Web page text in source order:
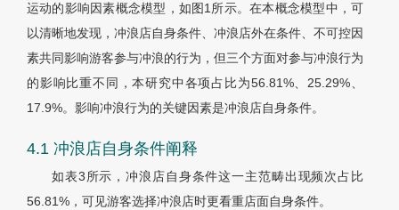
运动的影响因素概念模型，如图1所示。在本概念模型中，可
以清晰地发现，冲浪店自身条件、冲浪店外在条件、不可控因
素共同影响游客参与冲浪的行为，但三个方面对参与冲浪行为
的影响比重不同，本研究中各项占比为56.81%、25.29%、
17.9%。影响冲浪行为的关键因素是冲浪店自身条件。
4.1 冲浪店自身条件阐释
如表3所示，冲浪店自身条件这一主范畴出现频次占比
56.81%，可见游客选择冲浪店时更看重店面自身条件。